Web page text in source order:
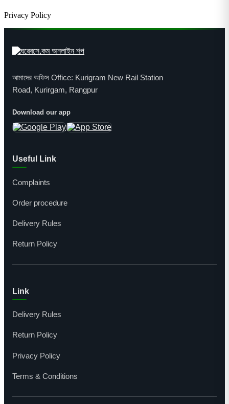
Privacy Policy
আমাদের অফিস Office: Kurigram New Rail Station
Road, Kurirgam, Rangpur
Download our app
Useful Link
Complaints
Order procedure
Delivery Rules
Return Policy
Link
Delivery Rules
Return Policy
Privacy Policy
Terms & Conditions